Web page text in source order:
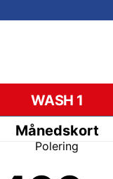
WASH 1
Månedskort
Polering